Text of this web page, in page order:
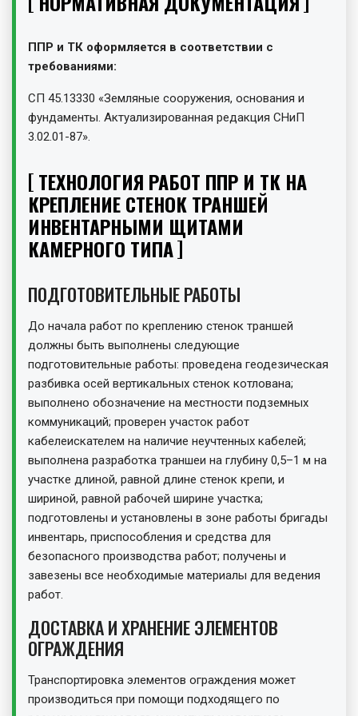
ППР и ТК оформляется в соответствии с
требованиями:
СП 45.13330 «Земляные сооружения, основания и
фундаменты. Актуализированная редакция СНиП
3.02.01-87».
ТЕХНОЛОГИЯ РАБОТ ППР И ТК НА
КРЕПЛЕНИЕ СТЕНОК ТРАНШЕЙ
ИНВЕНТАРНЫМИ ЩИТАМИ
КАМЕРНОГО ТИПА
ПОДГОТОВИТЕЛЬНЫЕ РАБОТЫ
До начала работ по креплению стенок траншей
должны быть выполнены следующие
подготовительные работы: проведена геодезическая
разбивка осей вертикальных стенок котлована;
выполнено обозначение на местности подземных
коммуникаций; проверен участок работ
кабелеискателем на наличие неучтенных кабелей;
выполнена разработка траншеи на глубину 0,5–1 м на
участке длиной, равной длине стенок крепи, и
шириной, равной рабочей ширине участка;
подготовлены и установлены в зоне работы бригады
инвентарь, приспособления и средства для
безопасного производства работ; получены и
завезены все необходимые материалы для ведения
работ.
ДОСТАВКА И ХРАНЕНИЕ ЭЛЕМЕНТОВ
ОГРАЖДЕНИЯ
Транспортировка элементов ограждения может
производиться при помощи подходящего по